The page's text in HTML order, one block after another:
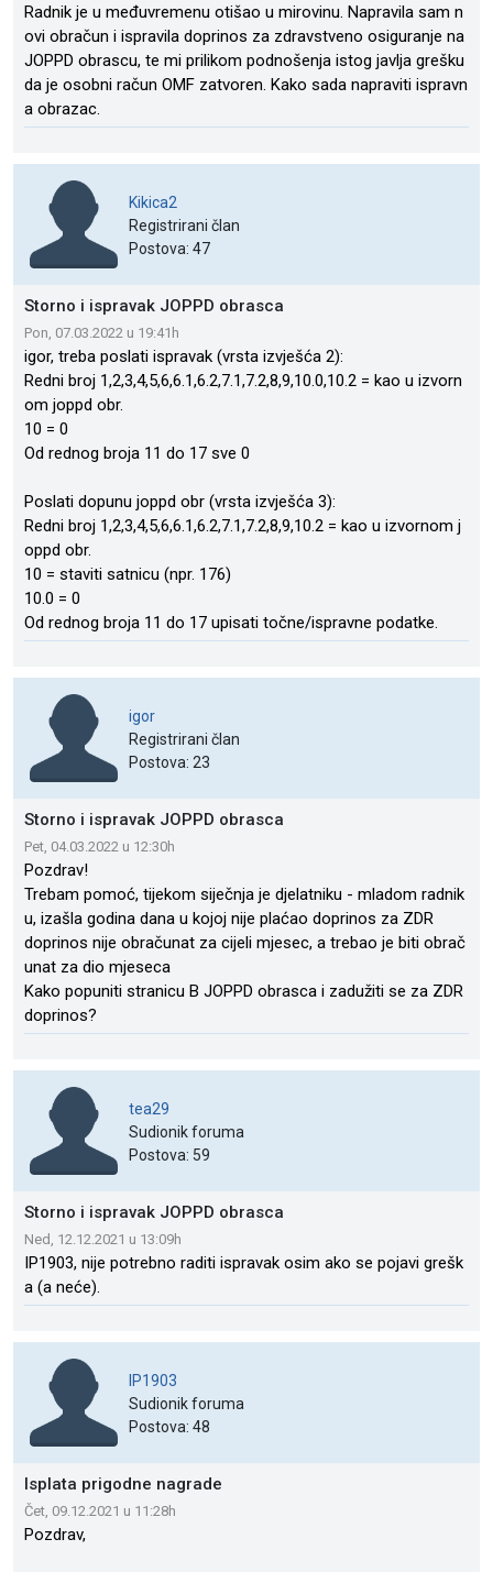
Radnik je u međuvremenu otišao u mirovinu. Napravila sam n
ovi obračun i ispravila doprinos za zdravstveno osiguranje na
JOPPD obrascu, te mi prilikom podnošenja istog javlja grešku
da je osobni račun OMF zatvoren. Kako sada napraviti ispravn
a obrazac.
Kikica2
Registrirani član
Postova: 47
Storno i ispravak JOPPD obrasca
Pon, 07.03.2022 u 19:41h
igor, treba poslati ispravak (vrsta izvješća 2):
Redni broj 1,2,3,4,5,6,6.1,6.2,7.1,7.2,8,9,10.0,10.2 = kao u izvorn
om joppd obr.
10 = 0
Od rednog broja 11 do 17 sve 0
Poslati dopunu joppd obr (vrsta izvješća 3):
Redni broj 1,2,3,4,5,6,6.1,6.2,7.1,7.2,8,9,10.2 = kao u izvornom j
oppd obr.
10 = staviti satnicu (npr. 176)
10.0 = 0
Od rednog broja 11 do 17 upisati točne/ispravne podatke.
igor
Registrirani član
Postova: 23
Storno i ispravak JOPPD obrasca
Pet, 04.03.2022 u 12:30h
Pozdrav!
Trebam pomoć, tijekom siječnja je djelatniku - mladom radnik
u, izašla godina dana u kojoj nije plaćao doprinos za ZDR
doprinos nije obračunat za cijeli mjesec, a trebao je biti obrač
unat za dio mjeseca
Kako popuniti stranicu B JOPPD obrasca i zadužiti se za ZDR
doprinos?
tea29
Sudionik foruma
Postova: 59
Storno i ispravak JOPPD obrasca
Ned, 12.12.2021 u 13:09h
IP1903, nije potrebno raditi ispravak osim ako se pojavi grešk
a (a neće).
IP1903
Sudionik foruma
Postova: 48
Isplata prigodne nagrade
Čet, 09.12.2021 u 11:28h
Pozdrav,